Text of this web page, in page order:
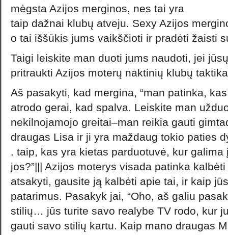
mėgsta Azijos merginos, nes tai yra
taip dažnai klubų atveju. Sexy Azijos
o tai iššūkis jums vaikščioti ir pradėti žaisti
Taigi leiskite man duoti jums naudoti, jei
pritraukti Azijos moterų naktinių klubų
Aš pasakyti, kad mergina, “man patinka,
atrodo gerai, kad spalva. Leiskite man
nekilnojamojo greitai–man reikia gauti
draugas Lisa ir ji yra maždaug tokio paties
. taip, kas yra kietas parduotuvė, kur
jos?”||| Azijos moterys visada patinka
atsakyti, gausite ją kalbėti apie tai, ir kaip
patarimus. Pasakyk jai, “Oho, aš galiu
stilių… jūs turite savo realybe TV rodo, kur
gauti savo stilių kartu. Kaip mano draugas